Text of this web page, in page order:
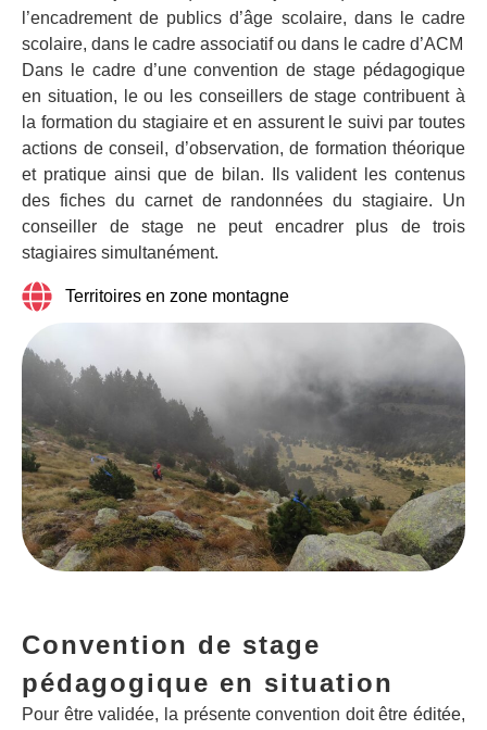
l’encadrement de publics d’âge scolaire, dans le cadre
scolaire, dans le cadre associatif ou dans le cadre d’ACM
Dans le cadre d’une convention de stage pédagogique
en situation, le ou les conseillers de stage contribuent à
la formation du stagiaire et en assurent le suivi par toutes
actions de conseil, d’observation, de formation théorique
et pratique ainsi que de bilan. Ils valident les contenus
des fiches du carnet de randonnées du stagiaire. Un
conseiller de stage ne peut encadrer plus de trois
stagiaires simultanément.
Territoires en zone montagne
Convention de stage
pédagogique en situation
Pour être validée, la présente convention doit être éditée,